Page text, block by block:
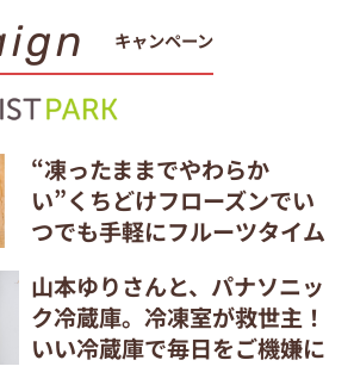
キャンペーン
“凍ったままでやわらか
い”くちどけフローズンでい
つでも手軽にフルーツタイム
山本ゆりさんと、パナソニッ
ク冷蔵庫。冷凍室が救世主！
いい冷蔵庫で毎日をご機嫌に